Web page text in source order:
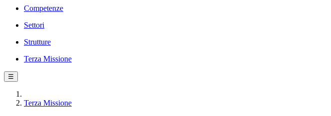
Competenze
Settori
Strutture
Terza Missione
☰
Terza Missione